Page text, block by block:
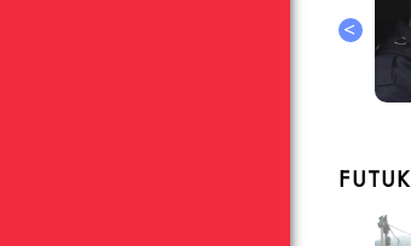
<